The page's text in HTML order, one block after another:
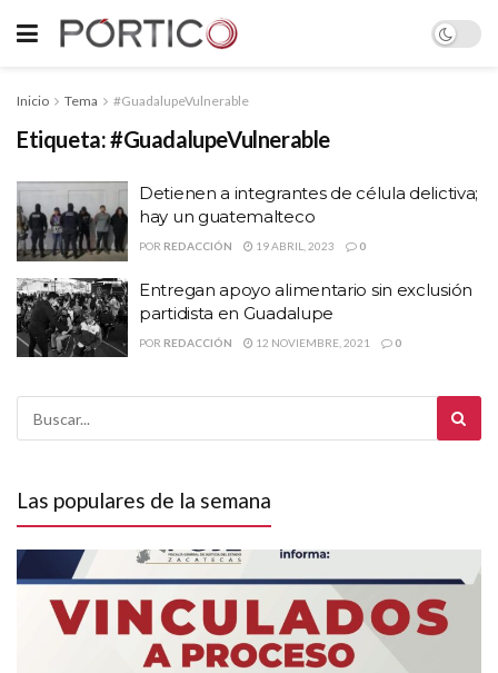
Inicio Tema #GuadalupeVulnerable
Etiqueta:#GuadalupeVulnerable
Detienen a integrantes de célula delictiva;
hay un guatemalteco
POR REDACCIÓN 19 ABRIL, 2023 0
Entregan apoyo alimentario sin exclusión
partidista en Guadalupe
POR REDACCIÓN 12 NOVIEMBRE, 2021 0
Las populares de la semana